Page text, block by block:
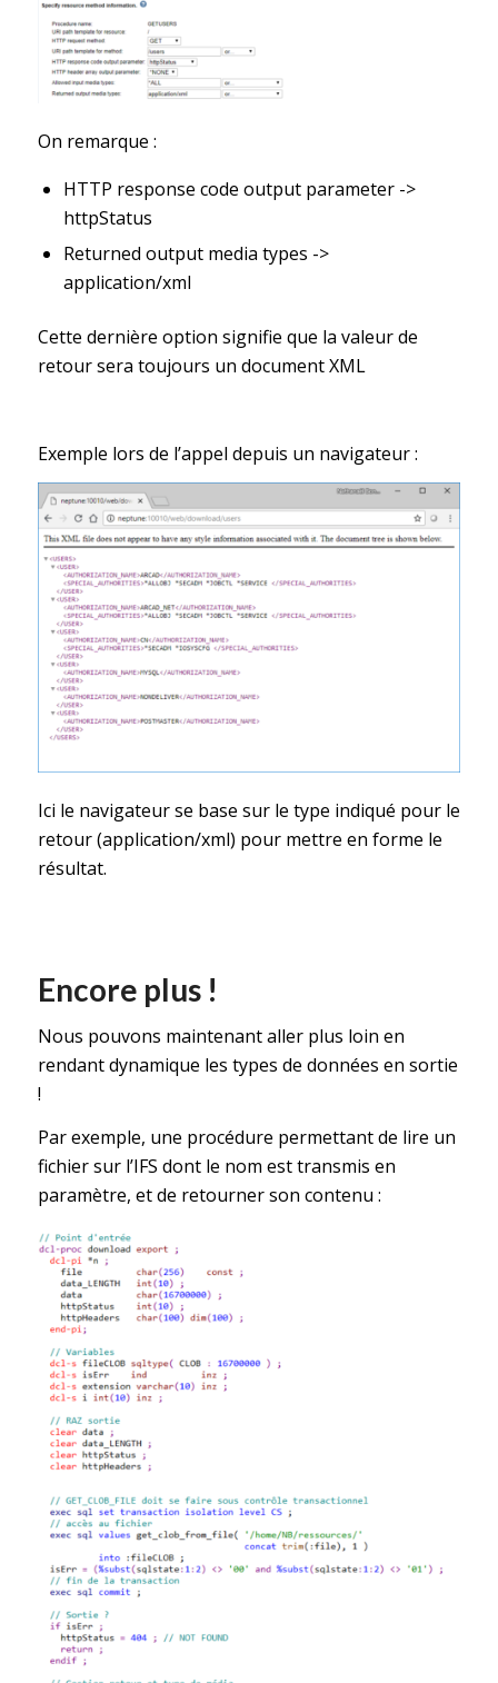
On remarque :
HTTP response code output parameter ->
httpStatus
Returned output media types ->
application/xml
Cette dernière option signifie que la valeur de
retour sera toujours un document XML
Exemple lors de l’appel depuis un navigateur :
Ici le navigateur se base sur le type indiqué pour le
retour (application/xml) pour mettre en forme le
résultat.
Encore plus !
Nous pouvons maintenant aller plus loin en
rendant dynamique les types de données en sortie
!
Par exemple, une procédure permettant de lire un
fichier sur l’IFS dont le nom est transmis en
paramètre, et de retourner son contenu :